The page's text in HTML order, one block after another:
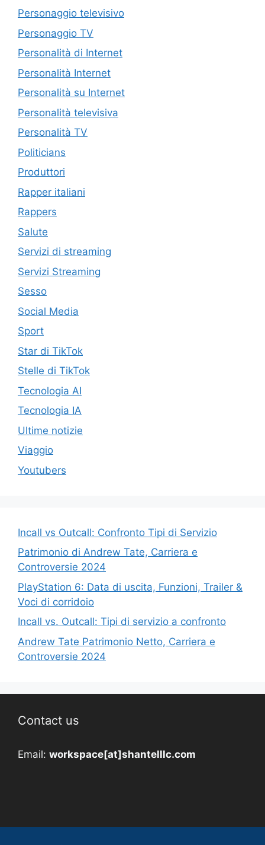
Personaggio televisivo
Personaggio TV
Personalità di Internet
Personalità Internet
Personalità su Internet
Personalità televisiva
Personalità TV
Politicians
Produttori
Rapper italiani
Rappers
Salute
Servizi di streaming
Servizi Streaming
Sesso
Social Media
Sport
Star di TikTok
Stelle di TikTok
Tecnologia AI
Tecnologia IA
Ultime notizie
Viaggio
Youtubers
Incall vs Outcall: Confronto Tipi di Servizio
Patrimonio di Andrew Tate, Carriera e
Controversie 2024
PlayStation 6: Data di uscita, Funzioni, Trailer &
Voci di corridoio
Incall vs. Outcall: Tipi di servizio a confronto
Andrew Tate Patrimonio Netto, Carriera e
Controversie 2024
Contact us
Email: workspace[at]shantelllc.com